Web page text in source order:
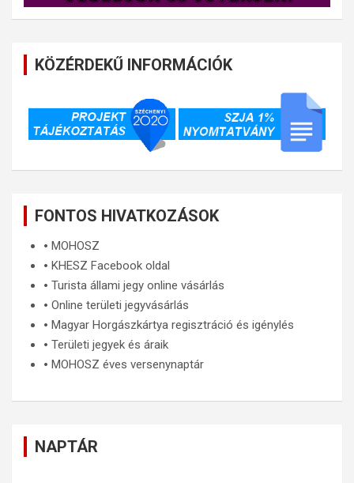
KÖZÉRDEKŰ INFORMÁCIÓK
FONTOS HIVATKOZÁSOK
🞄 MOHOSZ
🞄 KHESZ Facebook oldal
🞄 Turista állami jegy online vásárlás
🞄 Online területi jegyvásárlás
🞄 Magyar Horgászkártya regisztráció és igénylés
🞄 Területi jegyek és áraik
🞄 MOHOSZ éves versenynaptár
NAPTÁR